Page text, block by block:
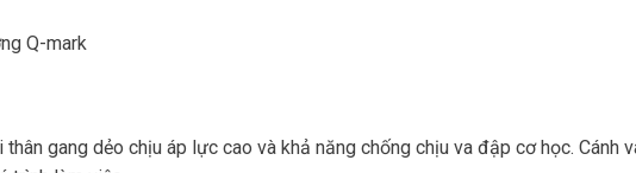
Q-mark
gang dẻo chịu áp lực cao và khả năng chống chịu va đập cơ học. Cánh